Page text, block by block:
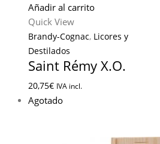
Añadir al carrito
Quick View
Brandy-Cognac, Licores y
Destilados
Saint Rémy X.O.
20,75€ IVA incl.
Agotado